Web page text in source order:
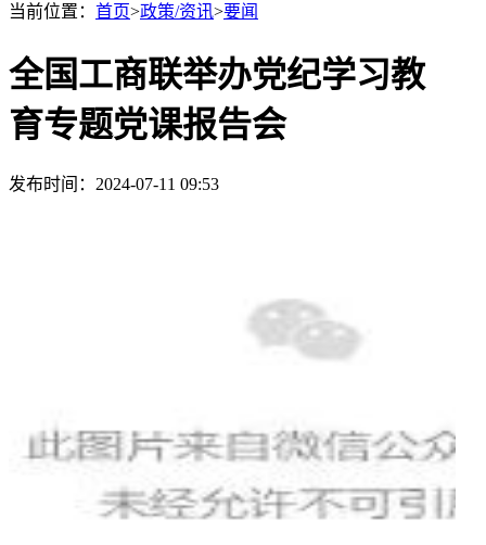
当前位置： 首页>政策/资讯>要闻
全国工商联举办党纪学习教
育专题党课报告会
发布时间：2024-07-11 09:53